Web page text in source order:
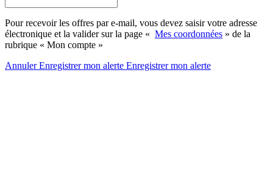
Pour recevoir les offres par e-mail, vous devez saisir votre adresse
électronique et la valider sur la page « Mes coordonnées » de la
rubrique « Mon compte »
AnnulerEnregistrer mon alerte Enregistrermon alerte